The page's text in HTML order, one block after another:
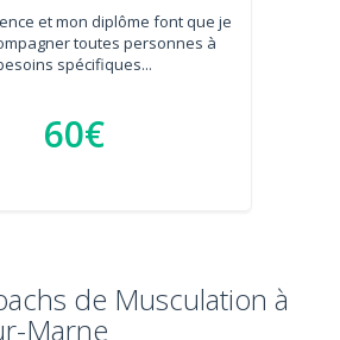
et mon diplôme font que je
toutes personnes à
spécifiques...
60€
de Musculation à
Marne